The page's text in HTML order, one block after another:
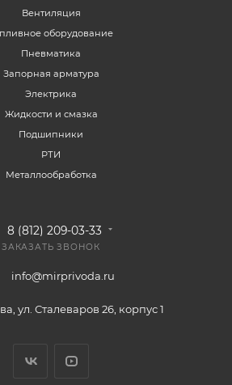
Вентиляция
оборудование
Пневматика
Запорная арматура
Электрика
Жидкости и смазка
Подшипники
РТИ
Металлообработка
8 (812) 209-03-33
ЗАКАЗАТЬ ЗВОНОК
info@mirprivoda.ru
ул. Сталеваров 26, корпус 1